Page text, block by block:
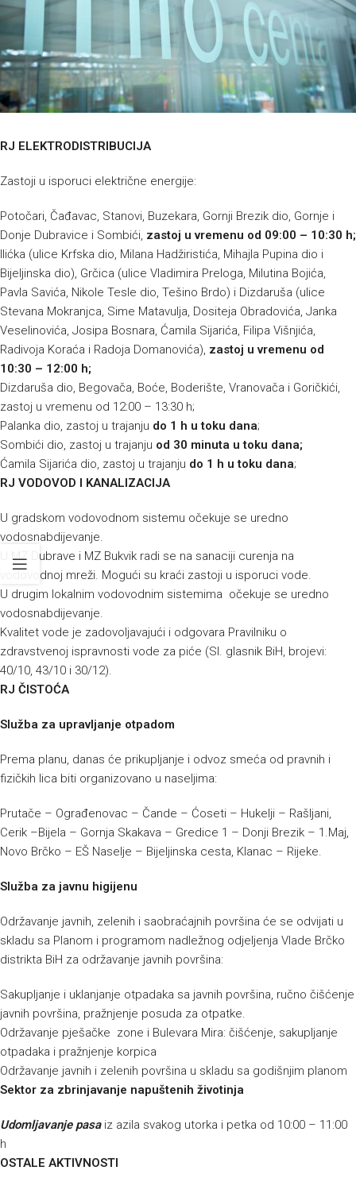
RJ ELEKTRODISTRIBUCIJA
Zastoji u isporuci električne energije:
Potočari, Čađavac, Stanovi, Buzekara, Gornji Brezik dio, Gornje i
Donje Dubravice i Sombići, zastoj u vremenu od 09:00 – 10:30 h;
Ilićka (ulice Krfska dio, Milana Hadžiristića, Mihajla Pupina dio i
Bijeljinska dio), Grčica (ulice Vladimira Preloga, Milutina Bojića,
Pavla Savića, Nikole Tesle dio, Tešino Brdo) i Dizdaruša (ulice
Stevana Mokranjca, Sime Matavulja, Dositeja Obradovića, Janka
Veselinovića, Josipa Bosnara, Ćamila Sijarića, Filipa Višnjića,
Radivoja Koraća i Radoja Domanovića), zastoj u vremenu od
10:30 – 12:00 h;
Dizdaruša dio, Begovača, Boće, Boderište, Vranovača i Goričkići,
zastoj u vremenu od 12:00 – 13:30 h;
Palanka dio, zastoj u trajanju do 1 h u toku dana;
Sombići dio, zastoj u trajanju od 30 minuta u toku dana;
Ćamila Sijarića dio, zastoj u trajanju do 1 h u toku dana;
RJ VODOVOD I KANALIZACIJA
U gradskom vodovodnom sistemu očekuje se uredno
vodosnabdijevanje.
U MZ Dubrave i MZ Bukvik radi se na sanaciji curenja na
vodovodnoj mreži. Mogući su kraći zastoji u isporuci vode.
U drugim lokalnim vodovodnim sistemima očekuje se uredno
vodosnabdijevanje.
Kvalitet vode je zadovoljavajući i odgovara Pravilniku o
zdravstvenoj ispravnosti vode za piće (Sl. glasnik BiH, brojevi:
40/10, 43/10 i 30/12).
RJ ČISTOĆA
Služba za upravljanje otpadom
Prema planu, danas će prikupljanje i odvoz smeća od pravnih i
fizičkih lica biti organizovano u naseljima:
Prutače – Ograđenovac – Čande – Ćoseti – Hukelji – Rašljani,
Cerik –Bijela – Gornja Skakava – Gredice 1 – Donji Brezik – 1.Maj,
Novo Brčko – EŠ Naselje – Bijeljinska cesta, Klanac – Rijeke.
Služba za javnu higijenu
Održavanje javnih, zelenih i saobraćajnih površina će se odvijati u
skladu sa Planom i programom nadležnog odjeljenja Vlade Brčko
distrikta BiH za održavanje javnih površina:
Sakupljanje i uklanjanje otpadaka sa javnih površina, ručno čišćenje
javnih površina, pražnjenje posuda za otpatke.
Održavanje pješačke zone i Bulevara Mira: čišćenje, sakupljanje
otpadaka i pražnjenje korpica
Održavanje javnih i zelenih površina u skladu sa godišnjim planom
Sektor za zbrinjavanje napuštenih životinja
Udomljavanje pasaiz azila svakog utorka i petka od 10:00 – 11:00
h
OSTALE AKTIVNOSTI